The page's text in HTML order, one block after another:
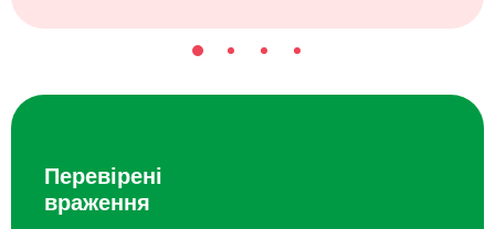
Перевірені
враження